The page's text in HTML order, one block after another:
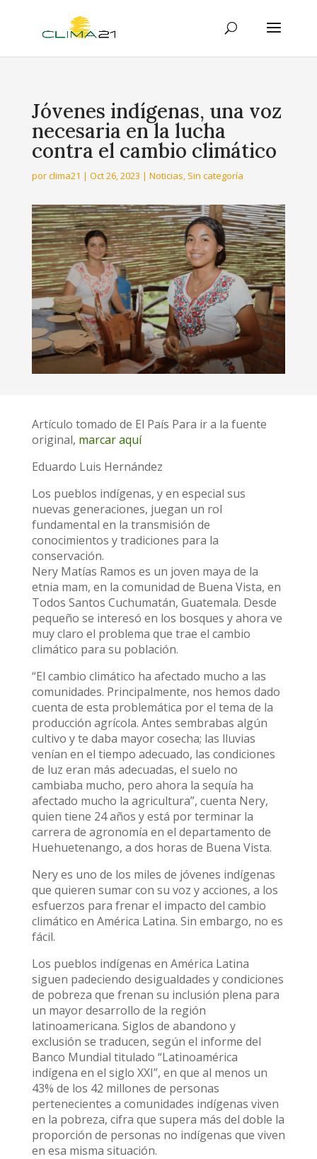
Jóvenes indígenas, una voz
necesaria en la lucha
contra el cambio climático
porclima21 | Oct 26, 2023 | Noticias, Sin categoría
Artículo tomado de El País Para ir a la fuente
original, marcar aquí
Eduardo Luis Hernández
Los pueblos indígenas, y en especial sus
nuevas generaciones, juegan un rol
fundamental en la transmisión de
conocimientos y tradiciones para la
conservación.
Nery Matías Ramos es un joven maya de la
etnia mam, en la comunidad de Buena Vista, en
Todos Santos Cuchumatán, Guatemala. Desde
pequeño se interesó en los bosques y ahora ve
muy claro el problema que trae el cambio
climático para su población.
“El cambio climático ha afectado mucho a las
comunidades. Principalmente, nos hemos dado
cuenta de esta problemática por el tema de la
producción agrícola. Antes sembrabas algún
cultivo y te daba mayor cosecha; las lluvias
venían en el tiempo adecuado, las condiciones
de luz eran más adecuadas, el suelo no
cambiaba mucho, pero ahora la sequía ha
afectado mucho la agricultura”, cuenta Nery,
quien tiene 24 años y está por terminar la
carrera de agronomía en el departamento de
Huehuetenango, a dos horas de Buena Vista.
Nery es uno de los miles de jóvenes indígenas
que quieren sumar con su voz y acciones, a los
esfuerzos para frenar el impacto del cambio
climático en América Latina. Sin embargo, no es
fácil.
Los pueblos indígenas en América Latina
siguen padeciendo desigualdades y condiciones
de pobreza que frenan su inclusión plena para
un mayor desarrollo de la región
latinoamericana. Siglos de abandono y
exclusión se traducen, según el informe del
Banco Mundial titulado “Latinoamérica
indígena en el siglo XXI”, en que al menos un
43% de los 42 millones de personas
pertenecientes a comunidades indígenas viven
en la pobreza, cifra que supera más del doble la
proporción de personas no indígenas que viven
en esa misma situación.